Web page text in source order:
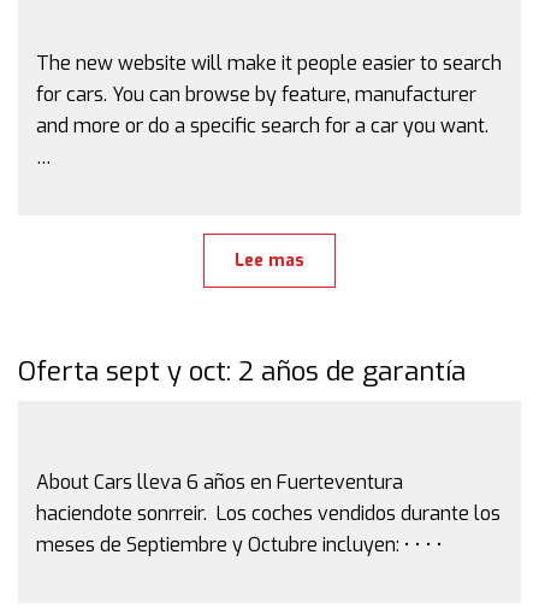
The new website will make it people easier to search
for cars. You can browse by feature, manufacturer
and more or do a specific search for a car you want.
…
Lee mas
Oferta sept y oct: 2 años de garantía
About Cars lleva 6 años en Fuerteventura
haciendote sonrreir. Los coches vendidos durante los
meses de Septiembre y Octubre incluyen: • • • •